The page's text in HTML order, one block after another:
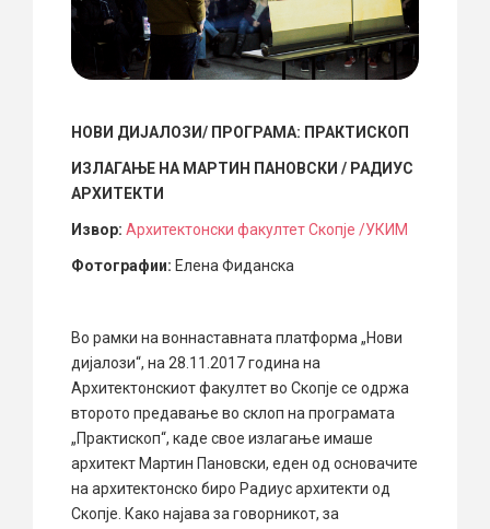
НОВИ ДИЈАЛОЗИ/ ПРОГРАМА: ПРАКТИСКОП
ИЗЛАГАЊЕ НА МАРТИН ПАНОВСКИ / РАДИУС
АРХИТЕКТИ
Извор: Архитектонски факултет Скопје /УКИМ
Фотографии: Елена Фиданска
Во рамки на воннаставната платформа „Нови
дијалози“, на 28.11.2017 година на
Архитектонскиот факултет во Скопје се одржа
второто предавање во склоп на програмата
„Практископ“, каде свое излагање имаше
архитект Мартин Пановски, еден од основачите
на архитектонско биро Радиус архитекти од
Скопје. Како најава за говорникот, за